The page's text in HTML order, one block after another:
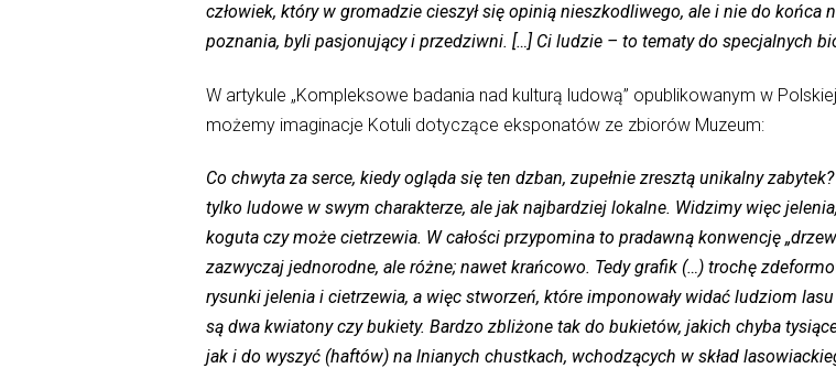
człowiek, który w gromadzie cieszył się opinią nieszkodliwego, ale i nie do końca
poznania, byli pasjonujący i przedziwni. […] Ci ludzie – to tematy do specjalnych
W artykule „Kompleksowe badania nad kulturą ludową” opublikowanym w
możemy imaginacje Kotuli dotyczące eksponatów ze zbiorów Muzeum:
Co chwyta za serce, kiedy ogląda się ten dzban, zupełnie zresztą unikalny
tylko ludowe w swym charakterze, ale jak najbardziej lokalne. Widzimy więc
koguta czy może cietrzewia. W całości przypomina to pradawną konwencję
zazwyczaj jednorodne, ale różne; nawet krańcowo. Tedy grafik (…) trochę
rysunki jelenia i cietrzewia, a więc stworzeń, które imponowały widać ludziom
są dwa kwiatony czy bukiety. Bardzo zbliżone tak do bukietów, jakich chyba
jak i do wyszyć (haftów) na lnianych chustkach, wchodzących w skład